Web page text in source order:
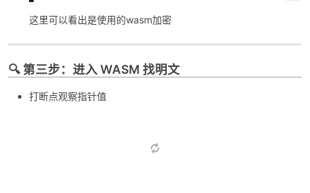
这里可以看出是使用的wasm加密
🔍 第三步：进入 WASM 找明文
打断点观察指针值